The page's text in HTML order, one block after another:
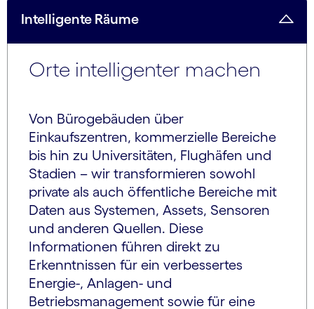
Intelligente Räume
Orte intelligenter machen
Von Bürogebäuden über
Einkaufszentren, kommerzielle Bereiche
bis hin zu Universitäten, Flughäfen und
Stadien – wir transformieren sowohl
private als auch öffentliche Bereiche mit
Daten aus Systemen, Assets, Sensoren
und anderen Quellen. Diese
Informationen führen direkt zu
Erkenntnissen für ein verbessertes
Energie-, Anlagen- und
Betriebsmanagement sowie für eine